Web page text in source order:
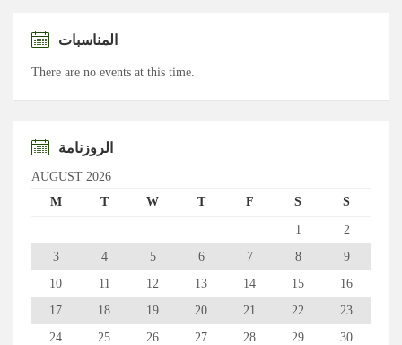
المناسبات
There are no events at this time.
الروزنامة
AUGUST 2026
M
T W T F S S
1
2
3
4 5 6 7 8
9
10
11 12 13 14 15
16
17
18 19 20 21 22
23
24
25 26 27 28 29
30